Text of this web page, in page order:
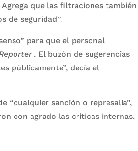
Agrega que las filtraciones también
de seguridad”.
para que el personal
. El buzón de sugerencias
públicamente”, decía el
“cualquier sanción o represalia”,
con agrado las críticas internas.